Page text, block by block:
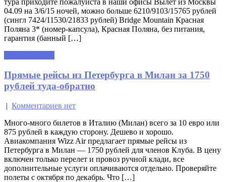
тура приходите пожалуйста в наши офисы Вылет из Москвы
04.09 на 3/6/15 ночей, можно больше 6210/9103/15765 рублей
(сингл 7424/11530/21833 рублей) Bridge Mountain Красная
Поляна 3* (номер-капсула), Красная Поляна, без питания,
гарантия (банный […]
Прямые рейсы из Петербурга в Милан за 1750
рублей туда-обратно
| Комментариев нет
Много-много билетов в Италию (Милан) всего за 10 евро или
875 рублей в каждую сторону. Дешево и хорошо.
Авиакомпания Wizz Air предлагает прямые рейсы из
Петербурга в Милан — 1750 рублей для членов Клуба. В цену
включен только перелет и провоз ручной клади, все
дополнительные услуги оплачиваются отдельно. Проверяйте
полеты с октября по декабрь. Что […]